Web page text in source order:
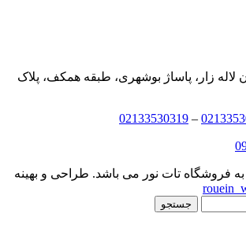
لاله زار، پاساژ بوشهری، طبقه همکف، پلاک
–
02133530319
فروشگاه تات نور می باشد. طراحی و بهینه
جستجو